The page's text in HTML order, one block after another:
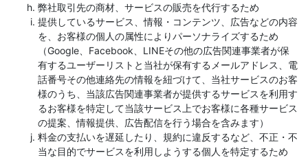
弊社取引先の商材、サービスの販売を代行するため
提供しているサービス、情報・コンテンツ、広告などの内容
を、お客様の個人の属性によりパーソナライズするため
（Google、Facebook、LINEその他の広告関連事業者が保
有するユーザーリストと当社が保有するメールアドレス、電
話番号その他連絡先の情報を紐づけて、当社サービスのお客
様のうち、当該広告関連事業者が提供するサービスを利用す
るお客様を特定して当該サービス上でお客様に各種サービス
の提案、情報提供、広告配信を行う場合を含みます）
料金の支払いを遅延したり、規約に違反するなど、不正・不
当な目的でサービスを利用しようする個人を特定するため